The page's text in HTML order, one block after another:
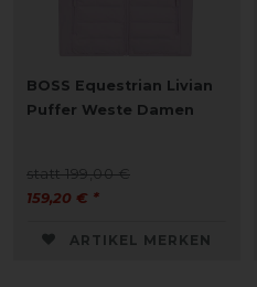
BOSS Equestrian Livian
Puffer Weste Damen
statt 199,00 €
159,20 € *
ARTIKEL MERKEN